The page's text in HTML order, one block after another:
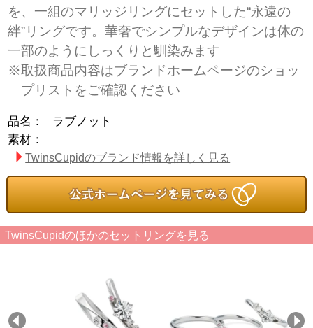
を、一組のマリッジリングにセットした“永遠の
絆”リングです。華奢でシンプルなデザインは体の
一部のようにしっくりと馴染みます
※取扱商品内容はブランドホームページのショッ
プリストをご確認ください
品名：
ラブノット
素材：
TwinsCupidのブランド情報を詳しく見る
TwinsCupidのほかのセットリングを見る